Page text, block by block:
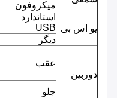
میکروفون
یو اس بی
استاندارد
USB
دیگر
دوربین
عقب
جلو